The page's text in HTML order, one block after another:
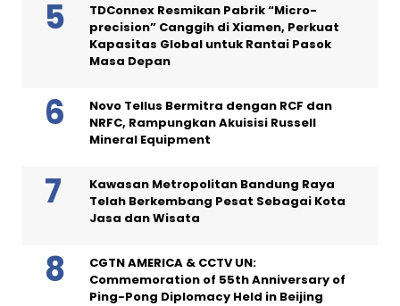
TDConnex Resmikan Pabrik “Micro-
precision” Canggih di Xiamen, Perkuat
Kapasitas Global untuk Rantai Pasok
Masa Depan
Novo Tellus Bermitra dengan RCF dan
NRFC, Rampungkan Akuisisi Russell
Mineral Equipment
Kawasan Metropolitan Bandung Raya
Telah Berkembang Pesat Sebagai Kota
Jasa dan Wisata
CGTN AMERICA & CCTV UN:
Commemoration of 55th Anniversary of
Ping-Pong Diplomacy Held in Beijing